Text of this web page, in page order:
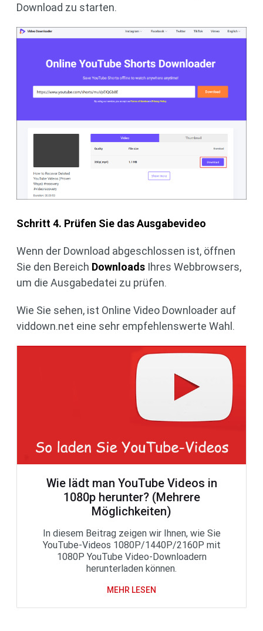
Download zu starten.
Schritt 4. Prüfen Sie das Ausgabevideo
Wenn der Download abgeschlossen ist, öffnen
Sie den Bereich Downloads Ihres Webbrowsers,
um die Ausgabedatei zu prüfen.
Wie Sie sehen, ist Online Video Downloader auf
viddown.net eine sehr empfehlenswerte Wahl.
Wie lädt man YouTube Videos in
1080p herunter? (Mehrere
Möglichkeiten)
In diesem Beitrag zeigen wir Ihnen, wie Sie
YouTube-Videos 1080P/1440P/2160P mit
1080P YouTube Video-Downloadern
herunterladen können.
MEHR LESEN